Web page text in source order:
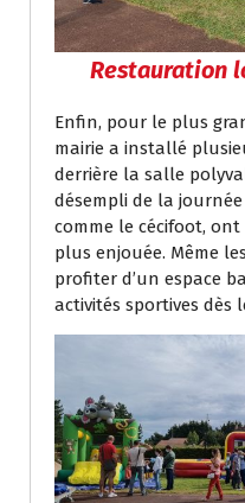
Restauration
Enfin, pour le plus
mairie a installé
derrière la salle
désempli de la
comme le cécifoot,
plus enjouée. Même
profiter d’un espace
activités sportives dès